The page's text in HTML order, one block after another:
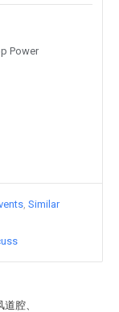
腔、
Power
Similar